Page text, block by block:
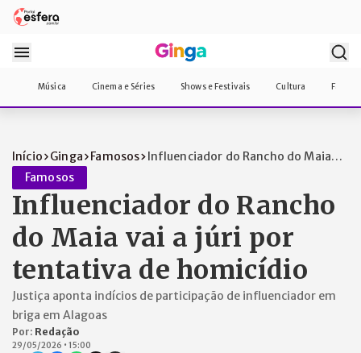
Música Cinema e Séries Shows e Festivais Cultura
Início Ginga Famosos
Influenciador do Rancho do Maia
Famosos
Influenciador do Rancho
do Maia vai a júri por
tentativa de homicídio
Justiça aponta indícios de participação de influenciador em
briga em Alagoas
Por: Redação
29/05/2026 • 15:00